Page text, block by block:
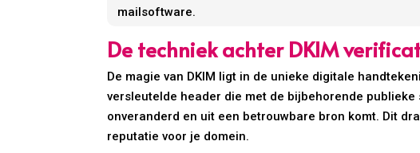
mailsoftware.
De techniek achter DKIM
De magie van DKIM ligt in de unieke digitale
versleutelde header die met de bijbehorende
onveranderd en uit een betrouwbare bron komt. Dit
reputatie voor je domein.